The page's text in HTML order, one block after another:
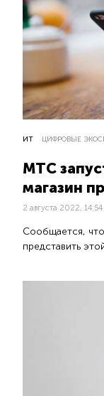
ИТ ЦИФРОВЫЕ
МТС
магазин
2 августа 2022, 14:54
Сообщается,
представить